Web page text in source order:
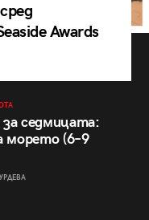
Awards
седмицата:
морето (6–9